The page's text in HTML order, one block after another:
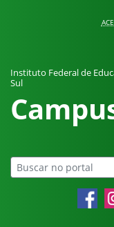
Instituto Federal de
Sul
Facebook